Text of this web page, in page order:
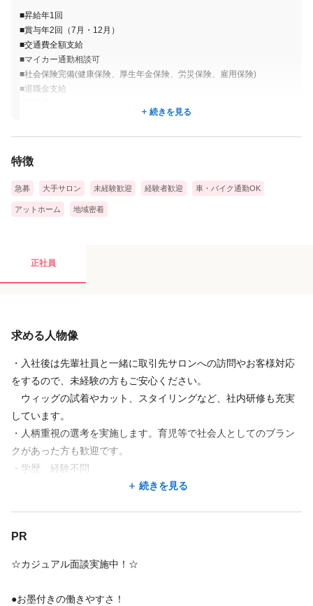
■昇給年1回
■賞与年2回（7月・12月）
■交通費全額支給
■マイカー通勤相談可
■社会保険完備(健康保険、厚生年金保険、労災保険、雇用保険)
■退職金支給
■敷地内禁煙
続きを見る
特徴
急募 大手サロン 未経験歓迎 経験者歓迎 車・バイク通勤OK
アットホーム 地域密着
正社員
求める人物像
・入社後は先輩社員と一緒に取引先サロンへの訪問やお客様対応
をするので、未経験の方もご安心ください。
ウィッグの試着やカット、スタイリングなど、社内研修も充実
しています。
・人柄重視の選考を実施します。育児等で社会人としてのブラン
クがあった方も歓迎です。
・学歴、経験不問
・お客様の笑顔をやりがいにできる方
・30代～40代の方活躍中！
続きを見る
PR
☆カジュアル面談実施中！☆
●お墨付きの働きやすさ！